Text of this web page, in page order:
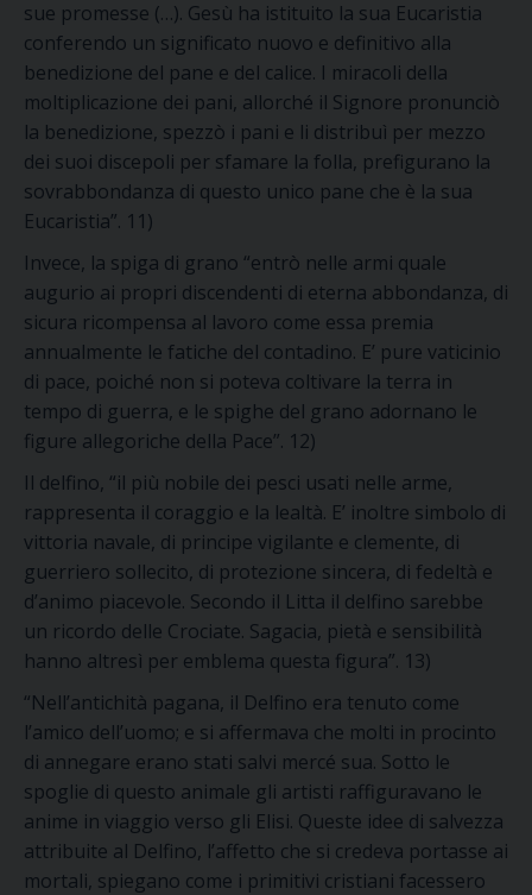
sue promesse (…). Gesù ha istituito la sua Eucaristia
conferendo un significato nuovo e definitivo alla
benedizione del pane e del calice. I miracoli della
moltiplicazione dei pani, allorché il Signore pronunciò
la benedizione, spezzò i pani e li distribuì per mezzo
dei suoi discepoli per sfamare la folla, prefigurano la
sovrabbondanza di questo unico pane che è la sua
Eucaristia”. 11)
Invece, la spiga di grano “entrò nelle armi quale
augurio ai propri discendenti di eterna abbondanza, di
sicura ricompensa al lavoro come essa premia
annualmente le fatiche del contadino. E’ pure vaticinio
di pace, poiché non si poteva coltivare la terra in
tempo di guerra, e le spighe del grano adornano le
figure allegoriche della Pace”. 12)
Il delfino, “il più nobile dei pesci usati nelle arme,
rappresenta il coraggio e la lealtà. E’ inoltre simbolo di
vittoria navale, di principe vigilante e clemente, di
guerriero sollecito, di protezione sincera, di fedeltà e
d’animo piacevole. Secondo il Litta il delfino sarebbe
un ricordo delle Crociate. Sagacia, pietà e sensibilità
hanno altresì per emblema questa figura”. 13)
“Nell’antichità pagana, il Delfino era tenuto come
l’amico dell’uomo; e si affermava che molti in procinto
di annegare erano stati salvi mercé sua. Sotto le
spoglie di questo animale gli artisti raffiguravano le
anime in viaggio verso gli Elisi. Queste idee di salvezza
attribuite al Delfino, l’affetto che si credeva portasse ai
mortali, spiegano come i primitivi cristiani facessero